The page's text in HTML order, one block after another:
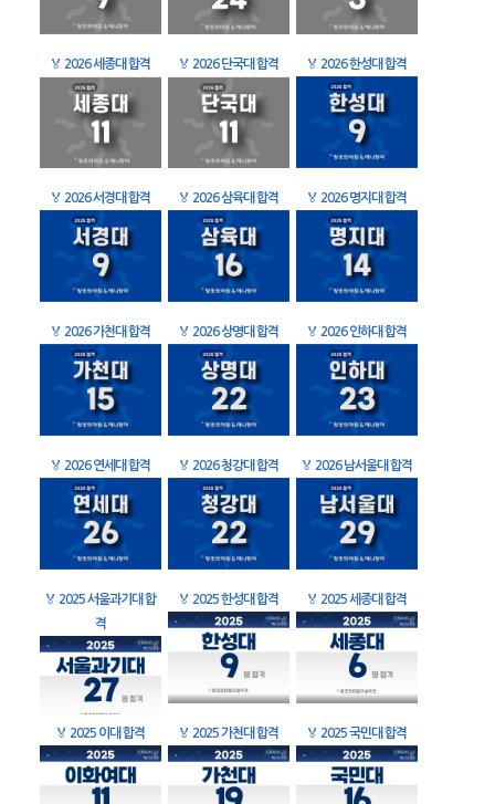
🏅 2026 세종대 합격 🏅 2026 단국대 합격 🏅 2026 한성대 합격
🏅 2026 서경대 합격 🏅 2026 삼육대 합격 🏅 2026 명지대 합격
🏅 2026 가천대 합격 🏅 2026 상명대 합격 🏅 2026 인하대 합격
🏅 2026 연세대 합격 🏅 2026 청강대 합격 🏅 2026 남서울대 합격
🏅 2025 서울과기대 합
격
🏅 2025 한성대 합격 🏅 2025 세종대 합격
🏅 2025 이대 합격 🏅 2025 가천대 합격 🏅 2025 국민대 합격